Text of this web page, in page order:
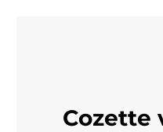
Cozette